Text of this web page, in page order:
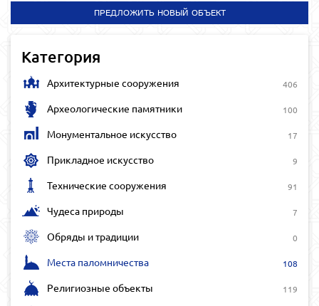
ПРЕДЛОЖИТЬ НОВЫЙ ОБЪЕКТ
Категория
Архитектурные сооружения 406
Археологические памятники 100
Монументальное искусство 17
Прикладное искусство 9
Технические сооружения 91
Чудеса природы 7
Обряды и традиции 0
Места паломничества 108
Религиозные объекты 119